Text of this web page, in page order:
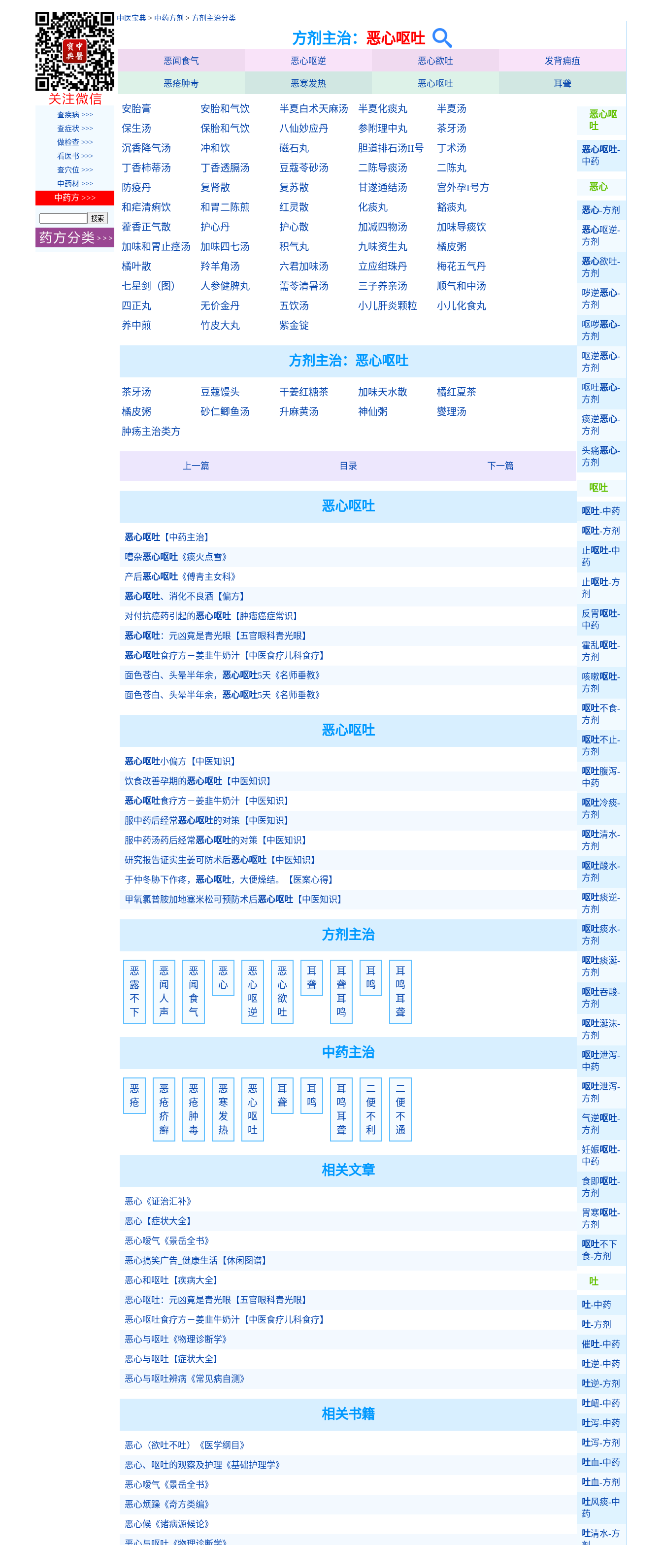
中医宝典 > 中药方剂 > 方剂主治分类
方剂主治： 恶心呕吐
恶闻食气 恶心呕逆 恶心欲吐 发背痈疽
恶疮肿毒 恶寒发热 恶心呕吐 耳聋
恶心呕
吐
恶心呕吐-
中药
恶心
恶心-方剂
恶心呕逆-
方剂
恶心欲吐-
方剂
哕逆恶心-
方剂
呕哕恶心-
方剂
呕逆恶心-
方剂
呕吐恶心-
方剂
痰逆恶心-
方剂
头痛恶心-
方剂
呕吐
呕吐-中药
呕吐-方剂
止呕吐-中
药
止呕吐-方
剂
反胃呕吐-
中药
霍乱呕吐-
方剂
咳嗽呕吐-
方剂
呕吐不食-
方剂
呕吐不止-
方剂
呕吐腹泻-
中药
呕吐冷痰-
方剂
呕吐清水-
方剂
呕吐酸水-
方剂
呕吐痰逆-
方剂
呕吐痰水-
方剂
呕吐痰涎-
方剂
呕吐吞酸-
方剂
呕吐涎沫-
方剂
呕吐泄泻-
中药
呕吐泄泻-
方剂
气逆呕吐-
方剂
妊娠呕吐-
中药
食即呕吐-
方剂
胃寒呕吐-
方剂
呕吐不下
食-方剂
吐
吐-中药
吐-方剂
催吐-中药
吐逆-中药
吐逆-方剂
吐衄-中药
吐泻-中药
吐泻-方剂
吐血-中药
吐血-方剂
吐风痰-中
药
吐清水-方
安胎膏 安胎和气饮 半夏白术天麻汤 半夏化痰丸
半夏汤
保生汤
保胎和气饮 八仙妙应丹 参附理中丸
茶牙汤
沉香降气汤
冲和饮 磁石丸 胆道排石汤II号
丁术汤
丁香柿蒂汤
丁香透膈汤 豆蔻苓砂汤 二陈导痰汤
二陈丸
防疫丹
复肾散 复苏散 甘遂通结汤
宫外孕I号方
和疟清痢饮
和胃二陈煎 红灵散 化痰丸
豁痰丸
藿香正气散
护心丹 护心散 加减四物汤
加味导痰饮
加味和胃止痉汤
加味四七汤 积气丸 九味资生丸
橘皮粥
橘叶散
羚羊角汤 六君加味汤 立应绀珠丹
梅花五气丹
七星剑（图）
人参健脾丸 薷苓清暑汤 三子养亲汤
顺气和中汤
四正丸
无价金丹 五饮汤 小儿肝炎颗粒
小儿化食丸
养中煎
竹皮大丸 紫金锭
方剂主治： 恶心呕吐
茶牙汤 豆蔻馒头 干姜红糖茶 加味天水散
橘红夏茶
橘皮粥
砂仁鲫鱼汤 升麻黄汤 神仙粥
燮理汤
肿疡主治类方
上一篇 目录 下一篇
恶心呕吐
恶心呕吐 【中药主治】
嘈杂恶心呕吐 《痰火点雪》
产后恶心呕吐 《傅青主女科》
恶心呕吐、消化不良酒【偏方】
对付抗癌药引起的恶心呕吐 【肿瘤癌症常识】
恶心呕吐：元凶竟是青光眼【五官眼科青光眼】
恶心呕吐食疗方－姜韭牛奶汁【中医食疗儿科食疗】
面色苍白、头晕半年余， 恶心呕吐5天《名师垂教》
面色苍白、头晕半年余， 恶心呕吐5天《名师垂教》
恶心呕吐
恶心呕吐小偏方【中医知识】
饮食改善孕期的恶心呕吐 【中医知识】
恶心呕吐食疗方－姜韭牛奶汁【中医知识】
服中药后经常恶心呕吐的对策【中医知识】
服中药汤药后经常恶心呕吐的对策【中医知识】
研究报告证实生姜可防术后恶心呕吐 【中医知识】
于仲冬胁下作疼， 恶心呕吐，大便燥结。【医案心得】
甲氧氯普胺加地塞米松可预防术后恶心呕吐 【中医知识】
方剂主治
恶
露
不
下
恶
闻
人
声
恶
闻
食
气
恶
心
恶
心
呕
逆
恶
心
欲
吐
耳
聋
耳
聋
耳
鸣
耳
鸣
耳
鸣
耳
聋
中药主治
恶
疮
恶
疮
疥
癣
恶
疮
肿
毒
恶
寒
发
热
恶
心
呕
吐
耳
聋
耳
鸣
耳
鸣
耳
聋
二
便
不
利
二
便
不
通
相关文章
恶心《证治汇补》
恶心【症状大全】
恶心嗳气《景岳全书》
恶心搞笑广告_健康生活【休闲图谱】
恶心和呕吐【疾病大全】
恶心呕吐：元凶竟是青光眼【五官眼科青光眼】
恶心呕吐食疗方－姜韭牛奶汁【中医食疗儿科食疗】
恶心与呕吐《物理诊断学》
恶心与呕吐【症状大全】
恶心与呕吐辨病《常见病自测》
相关书籍
恶心（欲吐不吐）《医学纲目》
恶心、呕吐的观察及护理《基础护理学》
恶心嗳气《景岳全书》
恶心烦躁《奇方类编》
恶心候《诸病源候论》
查疾病 >>>
查症状 >>>
做检查 >>>
看医书 >>>
查穴位 >>>
中药材 >>>
中药方 >>>